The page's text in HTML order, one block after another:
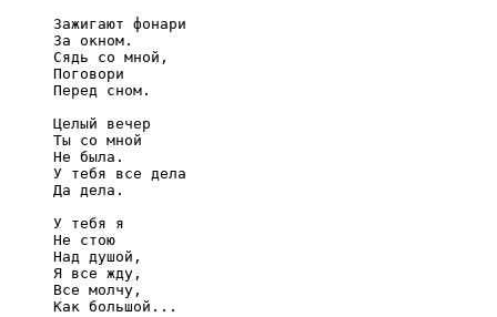
     Зажигают фонари
     За окном.
     Сядь со мной,
     Поговори
     Перед сном.
     Целый вечер
     Ты со мной
     Не была.
     У тебя все дела
     Да дела.
     У тебя я
     Не стою
     Над душой,
     Я все жду,
     Все молчу,
     Как большой...